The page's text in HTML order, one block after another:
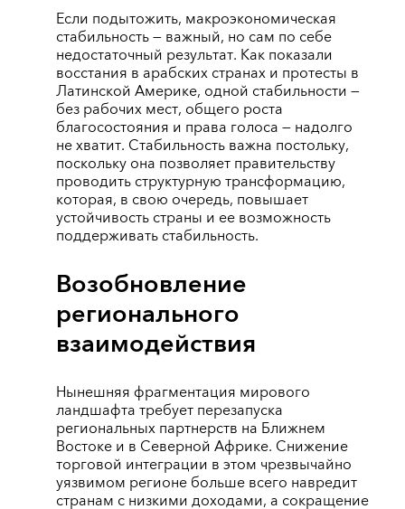
Если подытожить, макроэкономическая
стабильность ― важный, но сам по себе
недостаточный результат. Как показали
восстания в арабских странах и протесты в
Латинской Америке, одной стабильности ―
без рабочих мест, общего роста
благосостояния и права голоса ― надолго
не хватит. Стабильность важна постольку,
поскольку она позволяет правительству
проводить структурную трансформацию,
которая, в свою очередь, повышает
устойчивость страны и ее возможность
поддерживать стабильность.
Возобновление
регионального
взаимодействия
Нынешняя фрагментация мирового
ландшафта требует перезапуска
региональных партнерств на Ближнем
Востоке и в Северной Африке. Снижение
торговой интеграции в этом чрезвычайно
уязвимом регионе больше всего навредит
странам с низкими доходами, а сокращение